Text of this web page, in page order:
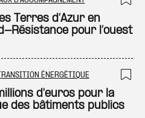
Terres d’Azur en
Résistance pour l’ouest
ÉNERGÉTIQUE
d'euros pour la
des bâtiments publics